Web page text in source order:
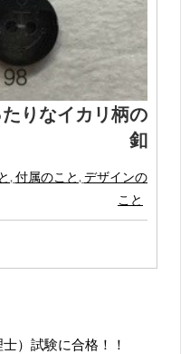
りなイカリ柄の
釦
, 付属のこと , デザインの
こと
士）試験に合格！！